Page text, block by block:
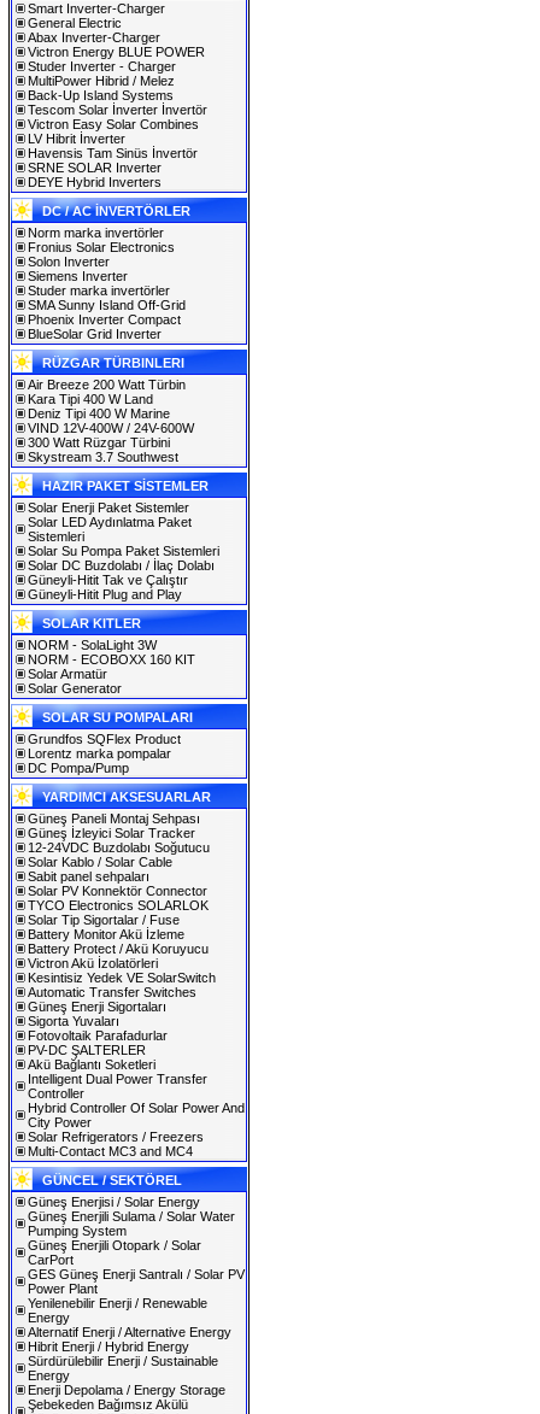
Smart Inverter-Charger
General Electric
Abax Inverter-Charger
Victron Energy BLUE POWER
Studer Inverter - Charger
MultiPower Hibrid / Melez
Back-Up Island Systems
Tescom Solar İnverter İnvertör
Victron Easy Solar Combines
LV Hibrit İnverter
Havensis Tam Sinüs İnvertör
SRNE SOLAR Inverter
DEYE Hybrid Inverters
DC / AC İNVERTÖRLER
Norm marka invertörler
Fronius Solar Electronics
Solon Inverter
Siemens Inverter
Studer marka invertörler
SMA Sunny Island Off-Grid
Phoenix Inverter Compact
BlueSolar Grid Inverter
RÜZGAR TÜRBINLERI
Air Breeze 200 Watt Türbin
Kara Tipi 400 W Land
Deniz Tipi 400 W Marine
VIND 12V-400W / 24V-600W
300 Watt Rüzgar Türbini
Skystream 3.7 Southwest
HAZIR PAKET SİSTEMLER
Solar Enerji Paket Sistemler
Solar LED Aydınlatma Paket
Sistemleri
Solar Su Pompa Paket Sistemleri
Solar DC Buzdolabı / İlaç Dolabı
Güneyli-Hitit Tak ve Çalıştır
Güneyli-Hitit Plug and Play
SOLAR KITLER
NORM - SolaLight 3W
NORM - ECOBOXX 160 KIT
Solar Armatür
Solar Generator
SOLAR SU POMPALARI
Grundfos SQFlex Product
Lorentz marka pompalar
DC Pompa/Pump
YARDIMCI AKSESUARLAR
Güneş Paneli Montaj Sehpası
Güneş İzleyici Solar Tracker
12-24VDC Buzdolabı Soğutucu
Solar Kablo / Solar Cable
Sabit panel sehpaları
Solar PV Konnektör Connector
TYCO Electronics SOLARLOK
Solar Tip Sigortalar / Fuse
Battery Monitor Akü İzleme
Battery Protect / Akü Koruyucu
Victron Akü İzolatörleri
Kesintisiz Yedek VE SolarSwitch
Automatic Transfer Switches
Güneş Enerji Sigortaları
Sigorta Yuvaları
Fotovoltaik Parafadurlar
PV-DC ŞALTERLER
Akü Bağlantı Soketleri
Intelligent Dual Power Transfer
Controller
Hybrid Controller Of Solar Power And
City Power
Solar Refrigerators / Freezers
Multi-Contact MC3 and MC4
GÜNCEL / SEKTÖREL
Güneş Enerjisi / Solar Energy
Güneş Enerjili Sulama / Solar Water
Pumping System
Güneş Enerjili Otopark / Solar
CarPort
GES Güneş Enerji Santralı / Solar PV
Power Plant
Yenilenebilir Enerji / Renewable
Energy
Alternatif Enerji / Alternative Energy
Hibrit Enerji / Hybrid Energy
Sürdürülebilir Enerji / Sustainable
Energy
Enerji Depolama / Energy Storage
Şebekeden Bağımsız Akülü